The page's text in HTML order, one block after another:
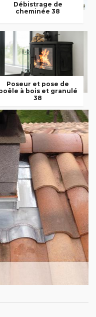
Débistrage de
cheminée 38
Poseur et pose de
à bois et granulé
38